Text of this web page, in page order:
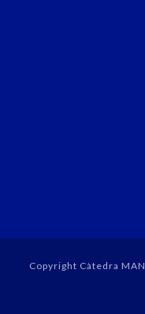
Copyright Càtedra